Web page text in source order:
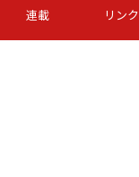
第16節 09/06 (日) 15:00
-
連載 リンク